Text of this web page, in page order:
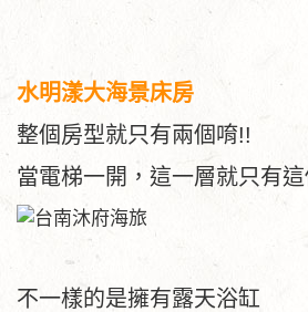
水明漾大海景床房
整個房型就只有兩個唷!!
當電梯一開，這一層就只有這
不一樣的是擁有露天浴缸